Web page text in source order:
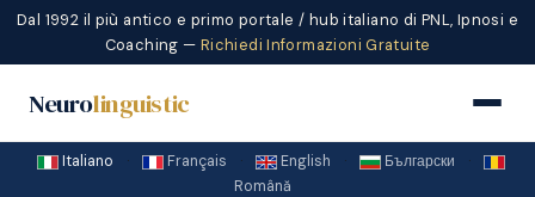
Dal 1992 il più antico e primo portale / hub italiano di PNL, Ipnosi e
Coaching — Richiedi Informazioni Gratuite
Neurolinguistic
Italiano · Français · English · Български
·
Română